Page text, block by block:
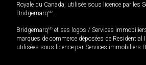
Royale du Canada, utilisée sous licence par les
BridgemarqMD
BridgemarqMD et ses logos / Services
marques de commerce déposées de Residential
utilisées sous licence par Services immobiliers